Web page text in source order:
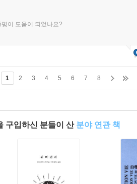
평이 도움이 되었나요?
1 2 3 4 5 6 7 8
구입하신 분들이 산 분야 연관 책